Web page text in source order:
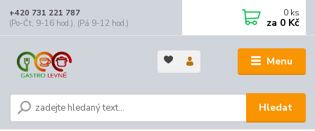
Menu
Hledat
+420 731 221 787
(Po-Čt, 9-16 hod.), (Pá 9-12 hod.)
0 ks
za 0 Kč